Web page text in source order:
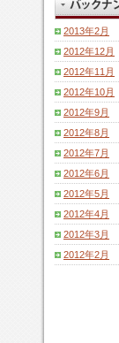
2013年2月
2012年12月
2012年11月
2012年10月
2012年9月
2012年8月
2012年7月
2012年6月
2012年5月
2012年4月
2012年3月
2012年2月